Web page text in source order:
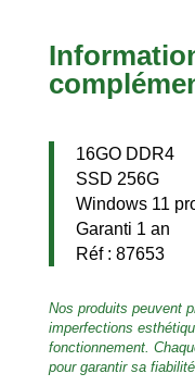
16GO DDR4
SSD 256G
Windows 11
Garanti 1 an
Réf : 87653
Nos produits peuvent
imperfections
fonctionnement.
pour garantir sa